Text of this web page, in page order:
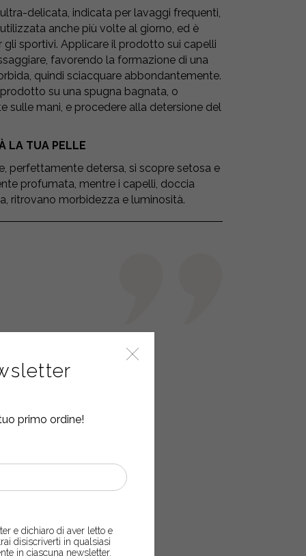
primo ordine!
e dichiaro di aver letto e
disiscriverti in qualsiasi
in ciascuna newsletter.
delicata, indicata per lavaggi frequenti,
anche più volte al giorno, ed è
gli sportivi. Applicare il prodotto sui capelli
favorendo la formazione di una
quindi sciacquare abbondantemente.
su una spugna bagnata, o
sulle mani, e procedere alla detersione del
LA TUA PELLE
perfettamente detersa, si scopre setosa e
profumata, mentre i capelli, doccia
ritrovano morbidezza e luminosità.